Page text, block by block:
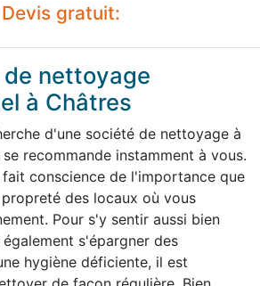
Devis gratuit:
nettoyage
à Châtres
d'une société de nettoyage à
recommande instamment à vous.
conscience de l'importance que
des locaux où vous
Pour s'y sentir aussi bien
s'épargner des
hygiène déficiente, il est